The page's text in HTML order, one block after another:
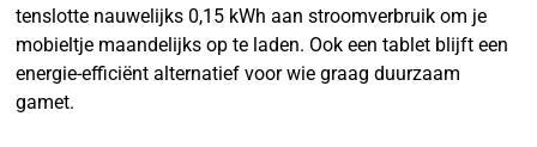
tenslotte nauwelijks 0,15 kWh aan stroomverbruik om je
mobieltje maandelijks op te laden. Ook een tablet blijft een
energie-efficiënt alternatief voor wie graag duurzaam
gamet.